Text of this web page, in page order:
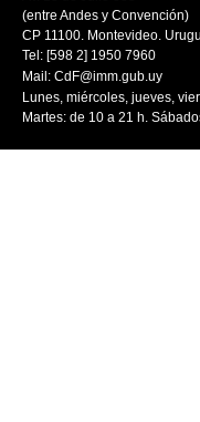
(entre Andes y Convención)
CP 11100. Montevideo.
Tel: [598 2] 1950 7960
Mail: CdF@imm.gub.uy
Lunes, miércoles, jueves,
Martes: de 10 a 21 h.